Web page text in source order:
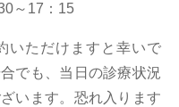
～17：15
いただけますと幸いで
でも、当日の診療状況
います。恐れ入ります